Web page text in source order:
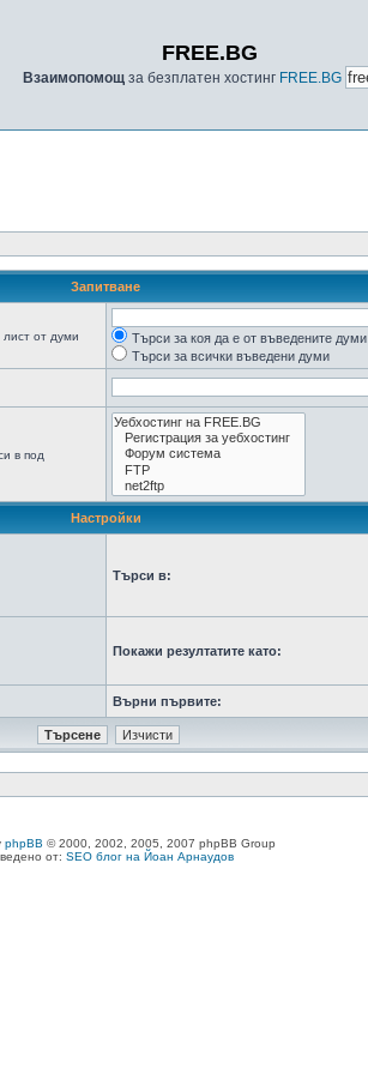
FREE.BG
Взаимопомощза безплатен хостинг FREE.BG
Запитване
от думи
Търси за коя да е от въведените думи
Търси за всички въведени думи
в под
Настройки
Търси в:
Покажи резултатите като:
Върни първите:
phpBB © 2000, 2002, 2005, 2007 phpBB Group
от: SEO блог на Йоан Арнаудов